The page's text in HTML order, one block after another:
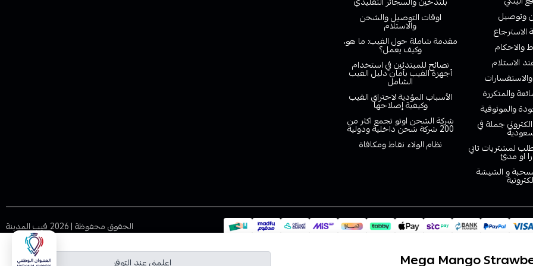
اعلمني عند التوفر
وتوصيل
والاحكام
الاستلام
والمتكررة
والموثوقية
جملة في
لمشتريات تابي
او مدئ
و الشيشة
اوقات التوصيل والشحن
والاستلام
مقدمة شاملة حول الفيب: ما هو،
وكيف يعمل؟
نصائح للمبتدئين في استخدام
أجهزة الفيب بأمان دليل الفيب
الشامل
الأسباب المؤدية لاحتراق الفيب
وكيفية إصلاحها
شركة الشحن اوتو تجمع اكثر من
200 شركة شحن داخلية ودولية
نظام الولاء نقاط ومكافاة
الحقوق محفوظة | 2026 فيب المدينة